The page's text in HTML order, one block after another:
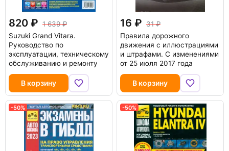
820
1 639
Suzuki Grand Vitara.
Руководство по
эксплуатации, техническому
обслуживанию и ремонту
В корзину
16
31
Правила дорожного
движения с иллюстрациями
и штрафами. С изменениями
от 25 июля 2017 года
В корзину
-50% -50%